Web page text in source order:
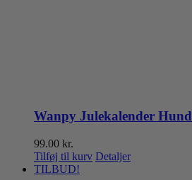
Wanpy Julekalender Hund
99.00 kr.
Tilføj til kurv Detaljer
TILBUD!